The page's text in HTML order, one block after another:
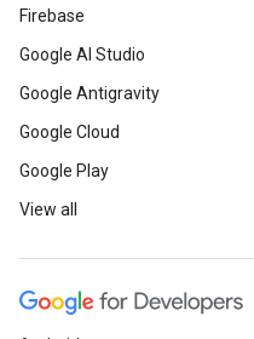
Firebase
Google AI Studio
Google Antigravity
Google Cloud
Google Play
View all